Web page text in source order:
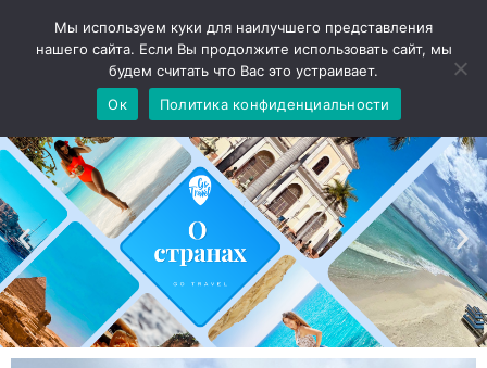
Мы используем куки для наилучшего представления
нашего сайта. Если Вы продолжите использовать сайт, мы
будем считать что Вас это устраивает.
Ок
Политика конфиденциальности